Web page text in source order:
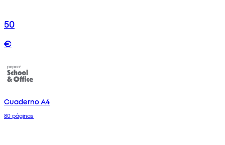
50
€
Cuaderno A4
80 páginas